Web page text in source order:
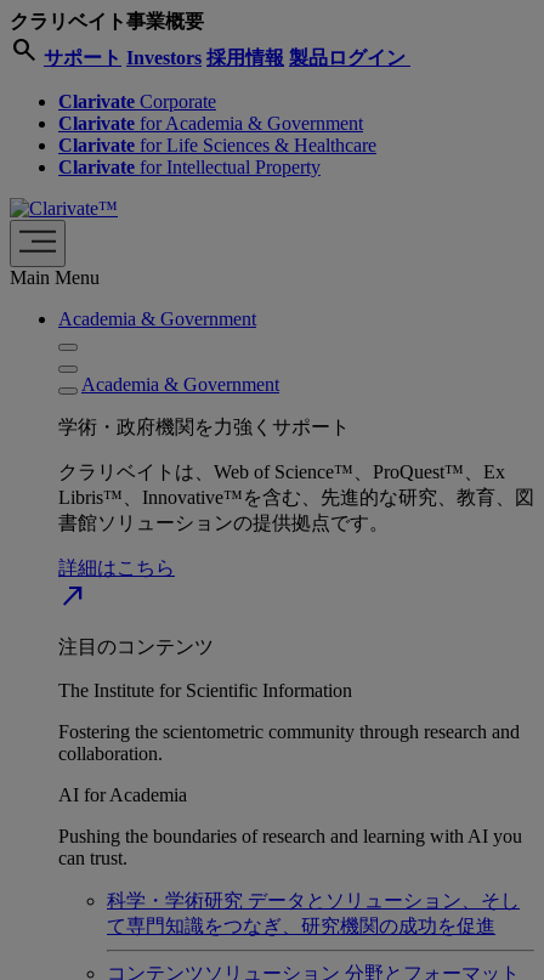
クラリベイト事業概要
search サポート Investors 採用情報 製品ログイン
Clarivate Corporate
Clarivate for Academia & Government
Clarivate for Life Sciences & Healthcare
Clarivate for Intellectual Property
Main Menu
Academia & Government
Academia & Government
学術・政府機関を力強くサポート
クラリベイトは、Web of Science™、ProQuest™、Ex
Libris™、Innovative™を含む、先進的な研究、教育、図
書館ソリューションの提供拠点です。
詳細はこちら
north_east
注目のコンテンツ
The Institute for Scientific Information
Fostering the scientometric community through research and
collaboration.
AI for Academia
Pushing the boundaries of research and learning with AI you
can trust.
科学・学術研究 データとソリューション、そし
て専門知識をつなぎ、研究機関の成功を促進
コンテンツソリューション 分野とフォーマット